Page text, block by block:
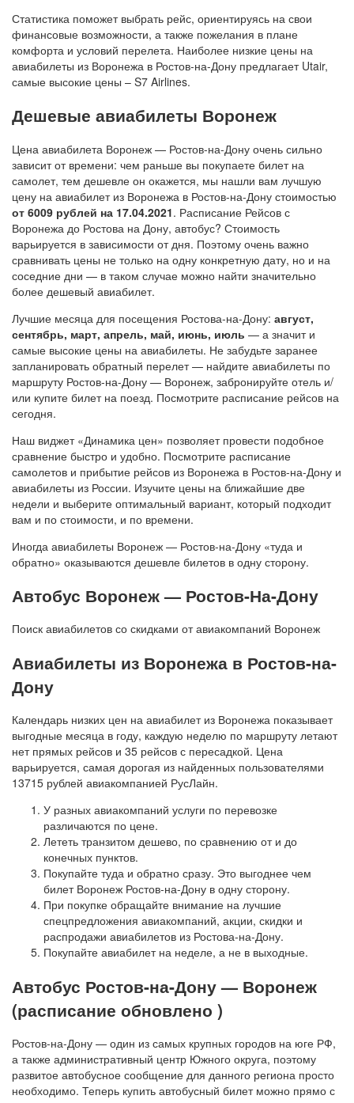
Статистика поможет выбрать рейс, ориентируясь на свои
финансовые возможности, а также пожелания в плане
комфорта и условий перелета. Наиболее низкие цены на
авиабилеты из Воронежа в Ростов-на-Дону предлагает Utair,
самые высокие цены – S7 Airlines.
Дешевые авиабилеты Воронеж
Цена авиабилета Воронеж — Ростов-на-Дону очень сильно
зависит от времени: чем раньше вы покупаете билет на
самолет, тем дешевле он окажется, мы нашли вам лучшую
цену на авиабилет из Воронежа в Ростов-на-Дону стоимостью
от 6009 рублей на 17.04.2021. Расписание Рейсов с
Воронежа до Ростова на Дону, автобус? Стоимость
варьируется в зависимости от дня. Поэтому очень важно
сравнивать цены не только на одну конкретную дату, но и на
соседние дни — в таком случае можно найти значительно
более дешевый авиабилет.
Лучшие месяца для посещения Ростова-на-Дону: август,
сентябрь, март, апрель, май, июнь, июль — а значит и
самые высокие цены на авиабилеты. Не забудьте заранее
запланировать обратный перелет — найдите авиабилеты по
маршруту Ростов-на-Дону — Воронеж, забронируйте отель и/
или купите билет на поезд. Посмотрите расписание рейсов на
сегодня.
Наш виджет «Динамика цен» позволяет провести подобное
сравнение быстро и удобно. Посмотрите расписание
самолетов и прибытие рейсов из Воронежа в Ростов-на-Дону и
авиабилеты из России. Изучите цены на ближайшие две
недели и выберите оптимальный вариант, который подходит
вам и по стоимости, и по времени.
Иногда авиабилеты Воронеж — Ростов-на-Дону «туда и
обратно» оказываются дешевле билетов в одну сторону.
Автобус Воронеж — Ростов-На-Дону
Поиск авиабилетов со скидками от авиакомпаний Воронеж
Авиабилеты из Воронежа в Ростов-на-
Дону
Календарь низких цен на авиабилет из Воронежа показывает
выгодные месяца в году, каждую неделю по маршруту летают
нет прямых рейсов и 35 рейсов с пересадкой. Цена
варьируется, самая дорогая из найденных пользователями
13715 рублей авиакомпанией РусЛайн.
У разных авиакомпаний услуги по перевозке
различаются по цене.
Лететь транзитом дешево, по сравнению от и до
конечных пунктов.
Покупайте туда и обратно сразу. Это выгоднее чем
билет Воронеж Ростов-на-Дону в одну сторону.
При покупке обращайте внимание на лучшие
спецпредложения авиакомпаний, акции, скидки и
распродажи авиабилетов из Ростова-на-Дону.
Покупайте авиабилет на неделе, а не в выходные.
Автобус Ростов-на-Дону — Воронеж
(расписание обновлено )
Ростов-на-Дону — один из самых крупных городов на юге РФ,
а также административный центр Южного округа, поэтому
развитое автобусное сообщение для данного региона просто
необходимо. Теперь купить автобусный билет можно прямо с